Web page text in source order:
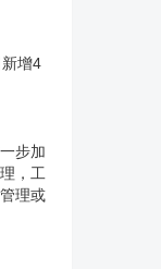
增4
步加
，工
理或